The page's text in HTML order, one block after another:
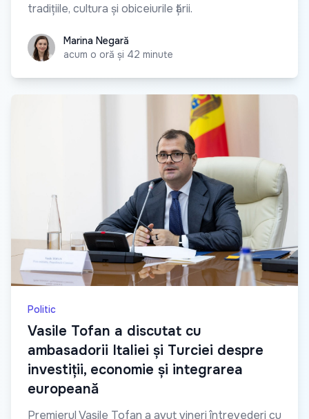
tradițiile, cultura și obiceiurile țării.
Marina Negară
Marina Negară
acum o oră și 42 minute
Politic
Vasile Tofan a discutat cu
ambasadorii Italiei și Turciei despre
investiții, economie și integrarea
europeană
Premierul Vasile Tofan a avut vineri întrevederi cu